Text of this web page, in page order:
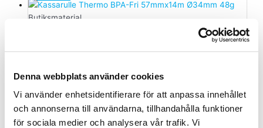
Denna webbplats använder cookies
Vi använder enhetsidentifierare för att anpassa innehållet
och annonserna till användarna, tillhandahålla funktioner
för sociala medier och analysera vår trafik. Vi
Butiksmaterial
57mmx14m Ø34mm 48g
29,00kr23,20kr ink. momsex. moms
Butiksmaterial